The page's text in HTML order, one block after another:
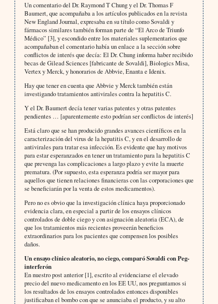
Un comentario del Dr. Raymond T Chung y el Dr. Thomas F
Baumert, que acompañaba a los artículos publicados en la revista
New England Journal, expresaba en su título como Sovaldi y
fármacos similares también forman parte de “El Arco de Triunfo
Médico” [3], y escondido entre los materiales suplementarios que
acompañaban el comentario había un enlace a la sección sobre
conflictos de interés que decía: El Dr. Chung informa haber recibido
becas de Gilead Sciences [fabricante de Sovaldi], Biologics Misa,
Vertex y Merck, y honorarios de Abbvie, Enanta e Idenix.
Hay que tener en cuenta que Abbvie y Merck también están
investigando tratamientos antivirales contra la hepatitis C.
Y el Dr. Baumert decía tener varias patentes y otras patentes
pendientes … [aparentemente esto podrían ser conflictos de interés]
Está claro que se han producido grandes avances científicos en la
caracterización del virus de la hepatitis C, y en el desarrollo de
antivirales para tratar esa infección. Es evidente que hay motivos
para estar esperanzados en tener un tratamiento para la hepatitis C
que prevenga las complicaciones a largo plazo y evite la muerte
prematura. (Por supuesto, esta esperanza podría ser mayor para
aquellos que tienen relaciones financieras con las corporaciones que
se beneficiarán por la venta de estos medicamentos).
Pero no es obvio que la investigación clínica haya proporcionado
evidencia clara, en especial a partir de los ensayos clínicos
controlados de doble ciego y con asignación aleatoria (ECA), de
que los tratamientos más recientes proveerán beneficios
extraordinarios para los pacientes que compensen los posibles
daños.
Un ensayo clínico aleatorio, no ciego, comparó Sovaldi con Peg-
interferón
En nuestro post anterior [1], escrito al evidenciarse el elevado
precio del nuevo medicamento en los EE UU, nos preguntamos si
los resultados de los ensayos controlados entonces disponibles
justificaban el bombo con que se anunciaba el producto, y su alto